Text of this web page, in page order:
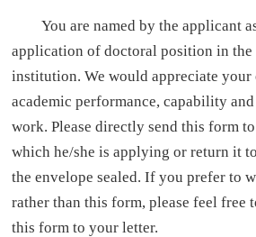
You are named by the applicant
application of doctoral position in the
institution. We would appreciate
academic performance, capability
work. Please directly send this form
which he/she is applying or return it
the envelope sealed. If you prefer to
rather than this form, please feel free
this form to your letter.